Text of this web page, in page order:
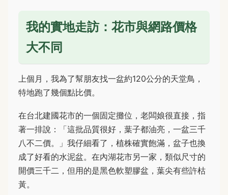
我的實地走訪：花市與網路價格
大不同
上個月，我為了幫朋友找一盆約120公分的天堂鳥，
特地跑了幾個點比價。
在台北建國花市的一個固定攤位，老闆娘很直接，指
著一排說：「這批品質很好，葉子都油亮，一盆三千
八不二價。」我仔細看了，植株確實飽滿，盆子也換
成了好看的水泥盆。在內湖花市另一家，類似尺寸的
開價三千二，但用的是黑色軟塑膠盆，葉尖有些許枯
黃。